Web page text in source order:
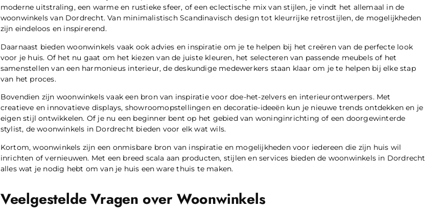
moderne uitstraling, een warme en rustieke sfeer, of een eclectische mix van stijlen, je vindt het allemaal in de
woonwinkels van Dordrecht. Van minimalistisch Scandinavisch design tot kleurrijke retrostijlen, de mogelijkheden
zijn eindeloos en inspirerend.
Daarnaast bieden woonwinkels vaak ook advies en inspiratie om je te helpen bij het creëren van de perfecte look
voor je huis. Of het nu gaat om het kiezen van de juiste kleuren, het selecteren van passende meubels of het
samenstellen van een harmonieus interieur, de deskundige medewerkers staan klaar om je te helpen bij elke stap
van het proces.
Bovendien zijn woonwinkels vaak een bron van inspiratie voor doe-het-zelvers en interieurontwerpers. Met
creatieve en innovatieve displays, showroomopstellingen en decoratie-ideeën kun je nieuwe trends ontdekken en je
eigen stijl ontwikkelen. Of je nu een beginner bent op het gebied van woninginrichting of een doorgewinterde
stylist, de woonwinkels in Dordrecht bieden voor elk wat wils.
Kortom, woonwinkels zijn een onmisbare bron van inspiratie en mogelijkheden voor iedereen die zijn huis wil
inrichten of vernieuwen. Met een breed scala aan producten, stijlen en services bieden de woonwinkels in Dordrecht
alles wat je nodig hebt om van je huis een ware thuis te maken.
Veelgestelde Vragen over Woonwinkels